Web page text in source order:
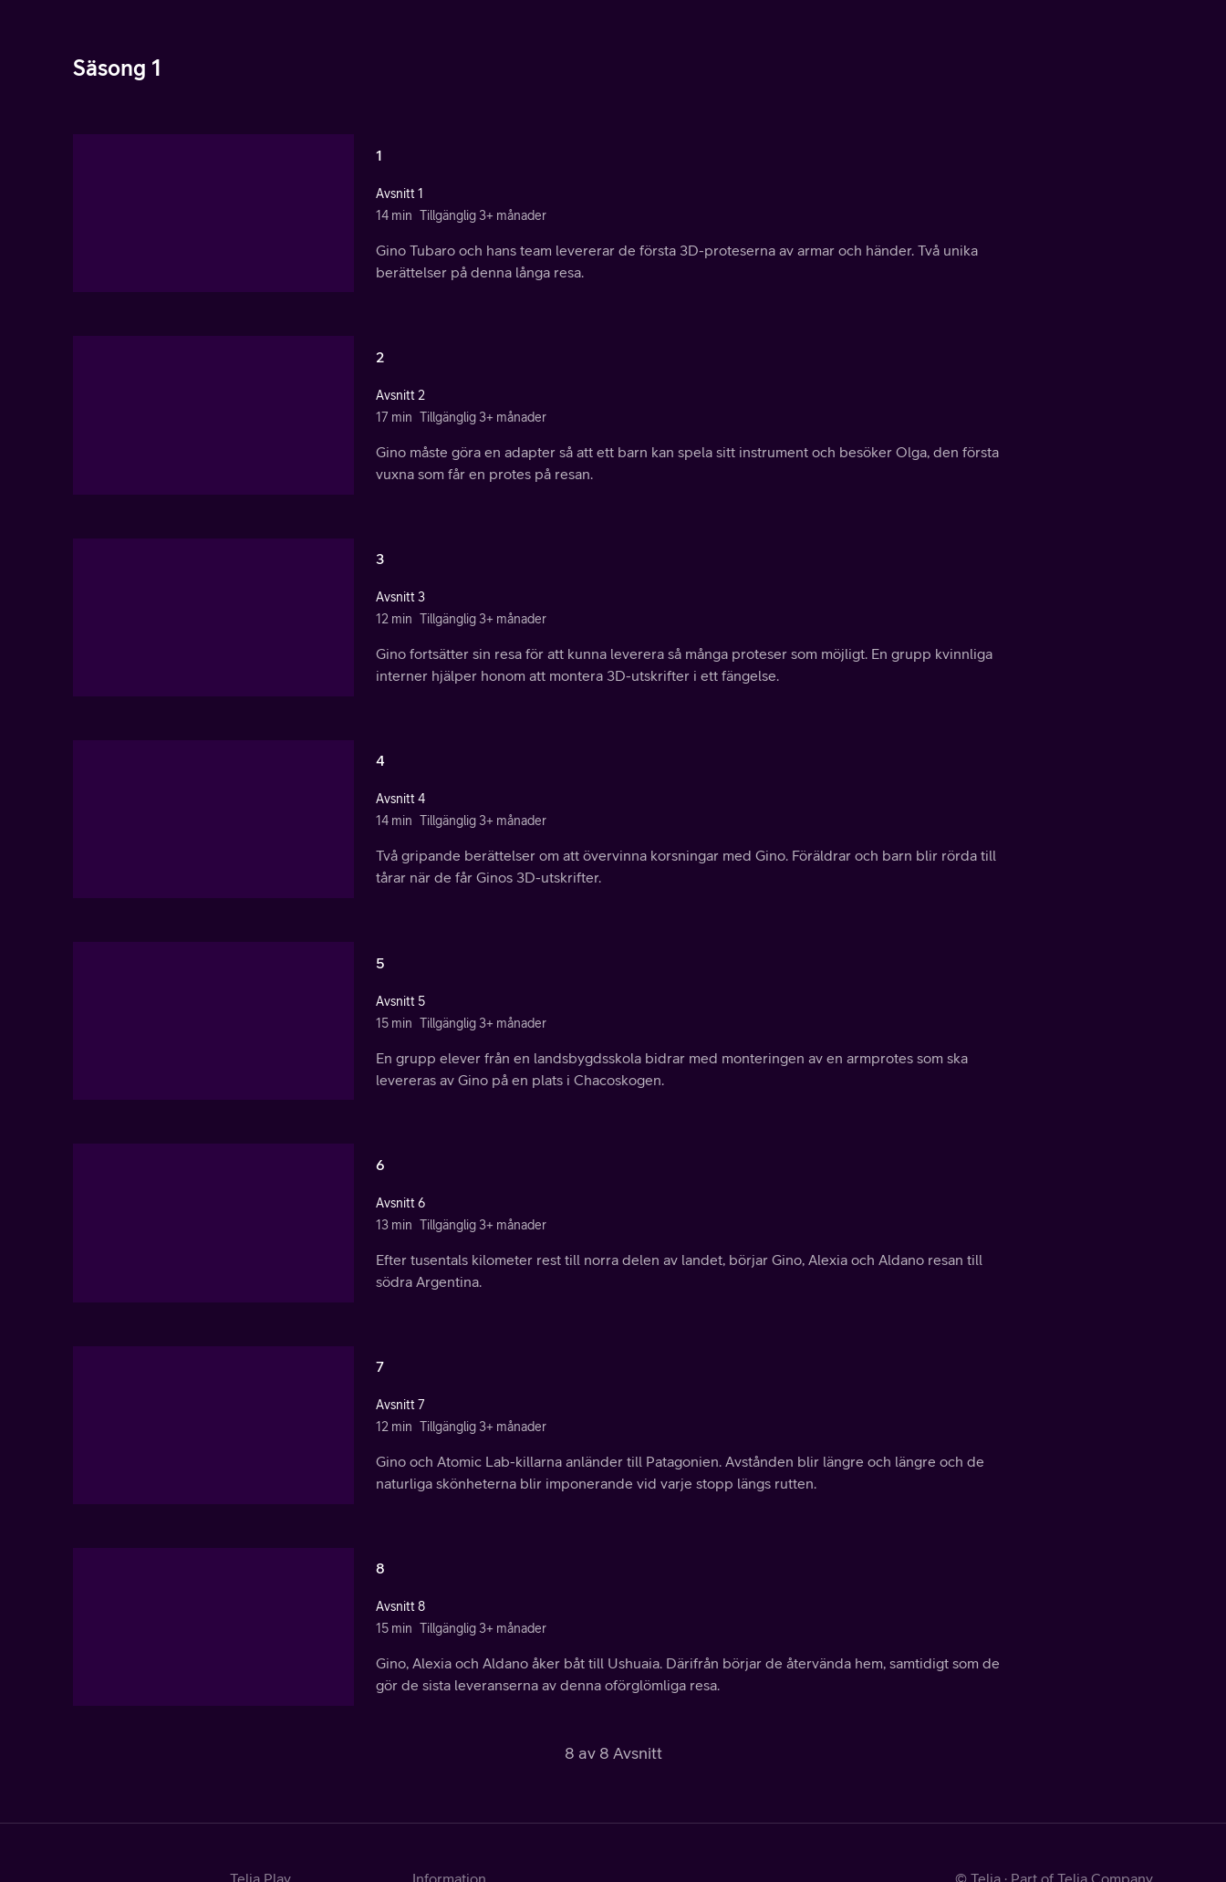
Säsong 1
1
Avsnitt 1
14 min Tillgänglig 3+ månader
Gino Tubaro och hans team levererar de första 3D-proteserna av armar och händer. Två unika
berättelser på denna långa resa.
2
Avsnitt 2
17 min Tillgänglig 3+ månader
Gino måste göra en adapter så att ett barn kan spela sitt instrument och besöker Olga, den första
vuxna som får en protes på resan.
3
Avsnitt 3
12 min Tillgänglig 3+ månader
Gino fortsätter sin resa för att kunna leverera så många proteser som möjligt. En grupp kvinnliga
interner hjälper honom att montera 3D-utskrifter i ett fängelse.
4
Avsnitt 4
14 min Tillgänglig 3+ månader
Två gripande berättelser om att övervinna korsningar med Gino. Föräldrar och barn blir rörda till
tårar när de får Ginos 3D-utskrifter.
5
Avsnitt 5
15 min Tillgänglig 3+ månader
En grupp elever från en landsbygdsskola bidrar med monteringen av en armprotes som ska
levereras av Gino på en plats i Chacoskogen.
6
Avsnitt 6
13 min Tillgänglig 3+ månader
Efter tusentals kilometer rest till norra delen av landet, börjar Gino, Alexia och Aldano resan till
södra Argentina.
7
Avsnitt 7
12 min Tillgänglig 3+ månader
Gino och Atomic Lab-killarna anländer till Patagonien. Avstånden blir längre och längre och de
naturliga skönheterna blir imponerande vid varje stopp längs rutten.
8
Avsnitt 8
15 min Tillgänglig 3+ månader
Gino, Alexia och Aldano åker båt till Ushuaia. Därifrån börjar de återvända hem, samtidigt som de
gör de sista leveranserna av denna oförglömliga resa.
8 av 8 Avsnitt
Telia Play Information © Telia · Part of Telia Company